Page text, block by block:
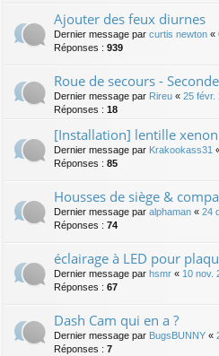
Ajouter des feux diurnes
Dernier message par curtis newton «
Réponses : 939
Roue de secours -
Dernier message par Rireu « 25 févr.
Réponses : 18
[Installation] lentille
Dernier message par Krakookass31
Réponses : 85
Housses de siège &
Dernier message par alphaman « 24
Réponses : 74
éclairage à LED pour
Dernier message par hsmr « 10 nov.
Réponses : 67
Dash Cam qui en a ?
Dernier message par BugsBUNNY «
Réponses : 7